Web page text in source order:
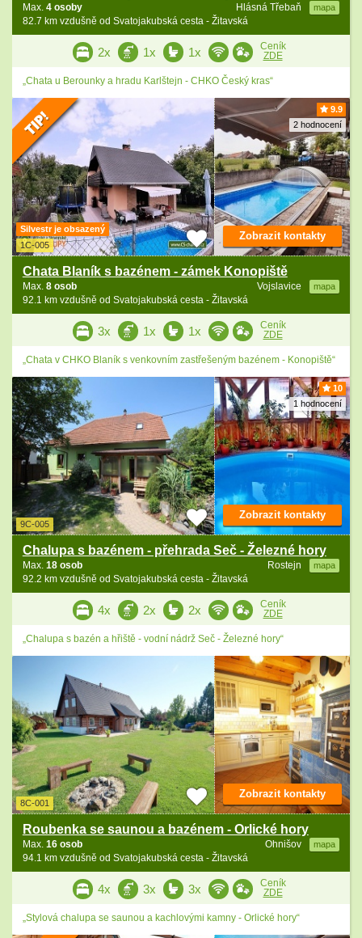
Hlásná Třebaň mapa
Max. 4 osoby
82.7 km vzdušně od Svatojakubská cesta - Žitavská
2x 1x 1x
Ceník
ZDE
„Chata u Berounky a hradu Karlštejn - CHKO Český kras“
9.9
2 hodnocení
Silvestr je obsazený
1C-005
Chata Blaník s bazénem - zámek Konopiště
Vojslavice mapa
Max. 8 osob
92.1 km vzdušně od Svatojakubská cesta - Žitavská
Zobrazit kontakty
3x 1x 1x
Ceník
ZDE
„Chata v CHKO Blaník s venkovním zastřešeným bazénem - Konopiště“
10
1 hodnocení
9C-005
Chalupa s bazénem - přehrada Seč - Železné hory
Rostejn mapa
Max. 18 osob
92.2 km vzdušně od Svatojakubská cesta - Žitavská
Zobrazit kontakty
4x 2x 2x
Ceník
ZDE
„Chalupa s bazén a hřiště - vodní nádrž Seč - Železné hory“
8C-001
Roubenka se saunou a bazénem - Orlické hory
Ohnišov mapa
Max. 16 osob
94.1 km vzdušně od Svatojakubská cesta - Žitavská
Zobrazit kontakty
4x 3x 3x
Ceník
ZDE
„Stylová chalupa se saunou a kachlovými kamny - Orlické hory“